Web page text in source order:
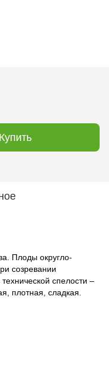
Купить
Плоды округло-
созревании
спелости –
плотная, сладкая.